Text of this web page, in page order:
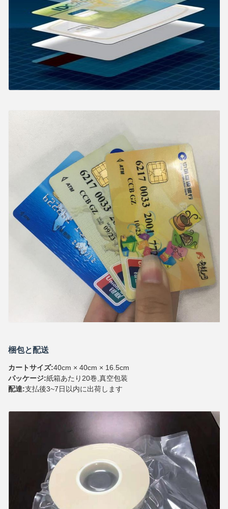
梱包と配送
カートサイズ:40cm × 40cm × 16.5cm
パッケージ:紙箱あたり20巻,真空包装
配達:支払後3~7日以内に出荷します